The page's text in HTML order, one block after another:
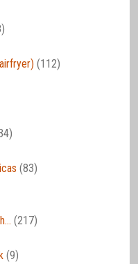
(112)
(83)
(217)
(9)